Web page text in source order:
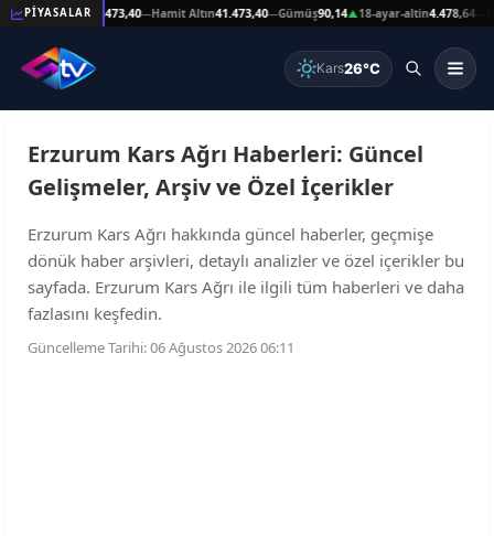
PİYASALAR
—Reşat Altın41.473,40—Hamit Altın41.473,40—Gümüş90,14▲18-ayar-altin4.478,64—
Kars26°C
Erzurum Kars Ağrı Haberleri: Güncel
Gelişmeler, Arşiv ve Özel İçerikler
Erzurum Kars Ağrı hakkında güncel haberler, geçmişe
dönük haber arşivleri, detaylı analizler ve özel içerikler bu
sayfada. Erzurum Kars Ağrı ile ilgili tüm haberleri ve daha
fazlasını keşfedin.
Güncelleme Tarihi: 06 Ağustos 2026 06:11